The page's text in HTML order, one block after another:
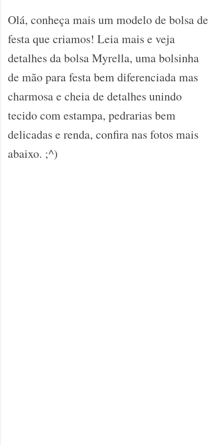
Olá, conheça mais um modelo de bolsa de
festa que criamos! Leia mais e veja
detalhes da bolsa Myrella, uma bolsinha
de mão para festa bem diferenciada mas
charmosa e cheia de detalhes unindo
tecido com estampa, pedrarias bem
delicadas e renda, confira nas fotos mais
abaixo. ;^)